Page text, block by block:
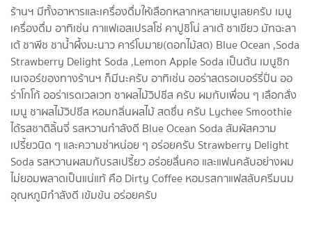
ร้านฯ มีทั้งอาหารและเครื่องดื่มให้เลือกหลากหลายเมนูเลยครับ เมนู
เครื่องดื่ม อาทิเช่น กาแฟเอสเปรสโซ่ คาปูชิโน่ ลาเต้ ชาเขียว มัทฉะลา
เต้ ชาพีช ชาน้ำผึ้งมะนาว คาร์โบมาย(ดอกไม้สด) Blue Ocean ,Soda
Strawberry Delight Soda ,Lemon Apple Soda เป็นต้น เมนูซิก
เนเจอร์ของทางร้านฯ ก็มีนะครับ อาทิเช่น ออร่าสตรอเบอร์รี่ปั่น ออ
ร่าโกโก้ ออร่าเรดเวลเวท ชาผลไม้วิปชีส ครับ ผมกับเพื่อน ๆ เลือกสั่ง
เมนู ชาผลไม้วิปชีส หอมกลิ่นผลไม้ สดชื่น ครับ Lychee Smoothie
ได้รสชาติลิ้นจี่ รสหวานกำลังดี Blue Ocean Soda สัมผัสความ
เปรี้ยวนิด ๆ และความซ่าหน่อย ๆ อร่อยครับ Strawberry Delight
Soda รสหวานผสมกับรสเปรี้ยว อร่อยลื่นคอ และแฟนคลับอย่างผม
ไม่ยอมพลาดเป็นแน่แท้ คือ Dirty Coffee หอมรสกาแฟสลับครีมนม
อุณหภูมิกำลังดี เข้มข้น อร่อยครับ